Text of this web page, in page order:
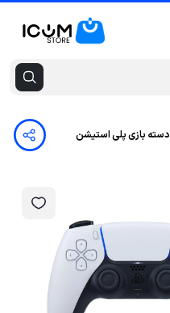
دسته بازی پلی استیشن پنچ سونی مدل ps5